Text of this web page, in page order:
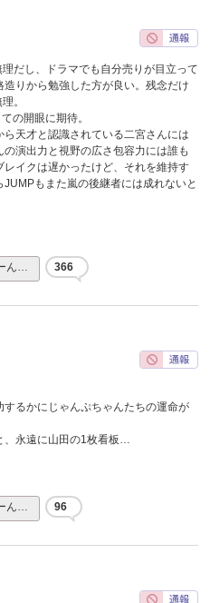
だし、ドラマでも自分売りが目立って
りから勉強した方が良い。残念だけ
。
の開眼に期待。
天才と認識されている二宮さんには
演出力と視野の広さ包容力には誰も
イクは遅かったけど、それを維持す
もまた嵐の後継者には成れないと
ん… 366
るかにじゃんぷちゃんたちの運命が
、永遠に山田の1枚看板…
ん… 96